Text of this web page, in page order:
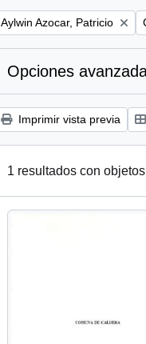
Remove filter:
Aylwin Azocar, Patricio
Opciones
Imprimir vista previa
1 resultados con